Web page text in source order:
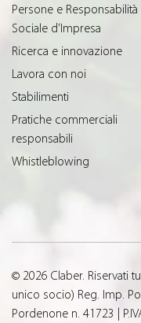
Persone e Responsabilità
Sociale d’Impresa
Ricerca e innovazione
Lavora con noi
Stabilimenti
Pratiche commerciali
responsabili
Whistleblowing
© 2026 Claber. Riservati
unico socio) Reg. Imp.
Pordenone n. 41723 |